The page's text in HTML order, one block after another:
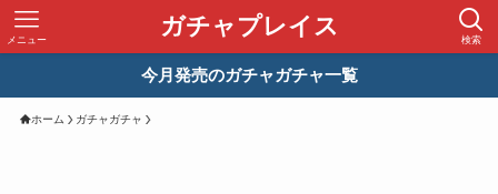
ガチャプレイス 検索
メニュー
今月発売のガチャガチャ一覧
ホーム ガチャガチャ